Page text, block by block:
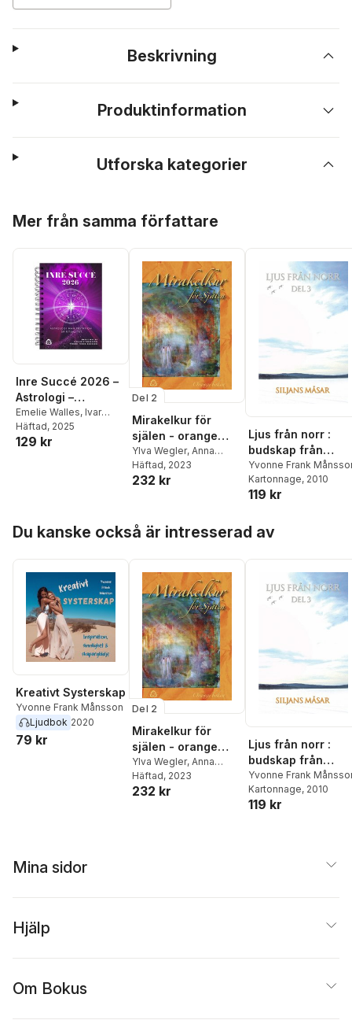
Beskrivning
Produktinformation
Utforska kategorier
Mer från samma författare
Inre Succé 2026 –
Astrologi –
Manifestation –
Spiritualitet
Emelie Walles, Ivar
Kristoffersson
Frank Månsson
Häftad, 2025
129 kr
Del 2
Mirakelkur för
själen - orange
boken
Ylva Wegler, Anna
Melle,Alexander
Herold,Izzie Chandra
Yvonne Frank Månsson
Häftad, 2023
232 kr
Ljus från norr :
budskap från
universum genom
Siljans måsar. D. 3
Yvonne Frank
Kartonnage, 2010
119 kr
Du kanske också är intresserad av
Kreativt Systerskap
Yvonne Frank Månsson
Ljudbok 2020
79 kr
Del 2
Mirakelkur för
själen - orange
boken
Ylva Wegler, Anna
Melle,Alexander
Herold,Izzie Chandra
Häftad, 2023
232 kr
Ljus från norr :
budskap från
universum genom
Siljans måsar. D. 3
Yvonne Frank
Kartonnage, 2010
119 kr
Mina sidor
Hjälp
Om Bokus